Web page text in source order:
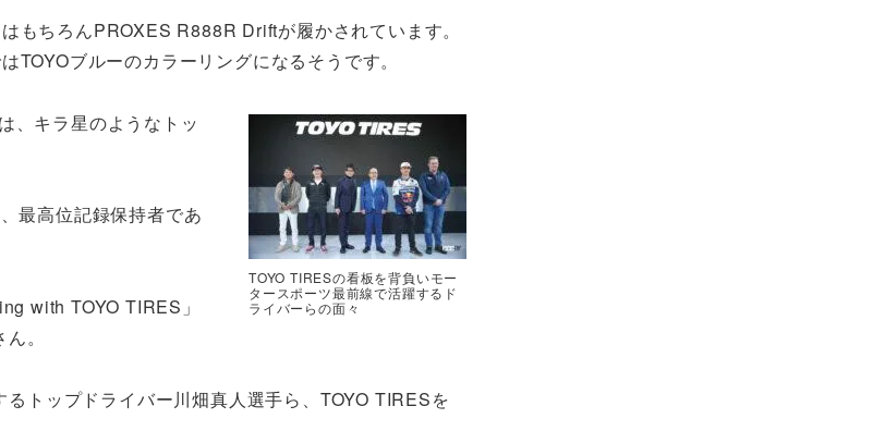
もちろんPROXES R888R Driftが履かされています。
TOYOブルーのカラーリングになるそうです。
TOYO TIRESの看板を背負いモー
タースポーツ最前線で活躍するド
ライバーらの面々
、キラ星のようなトッ
最高位記録保持者であ
with TOYO TIRES」
。
トップドライバー川畑真人選手ら、TOYO TIRESを